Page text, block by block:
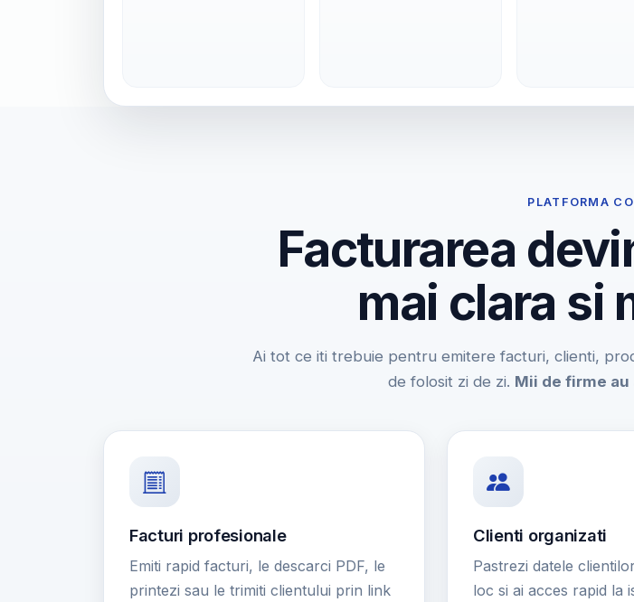
PLATFORMA
Facturarea
mai clara si
Ai tot ce iti trebuie pentru emitere facturi, clienti,
de folosit zi de zi. Mii de firme
Facturi profesionale
Emiti rapid facturi, le descarci PDF, le
printezi sau le trimiti clientului prin link
Clienti organizati
Pastrezi datele
loc si ai acces rapid la